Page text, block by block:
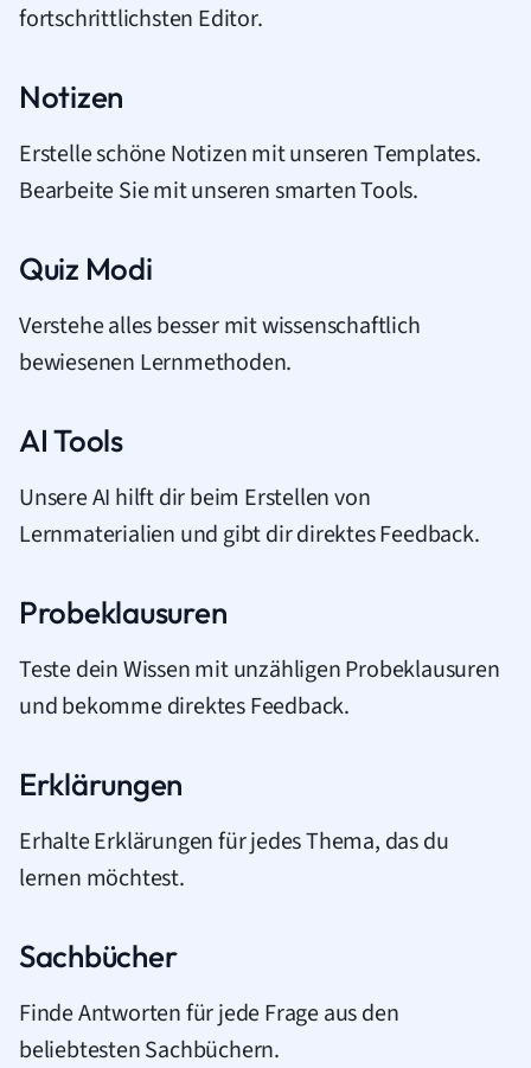
fortschrittlichsten Editor.
Notizen
Erstelle schöne Notizen mit unseren Templates.
Bearbeite Sie mit unseren smarten Tools.
Quiz Modi
Verstehe alles besser mit wissenschaftlich
bewiesenen Lernmethoden.
AI Tools
Unsere AI hilft dir beim Erstellen von
Lernmaterialien und gibt dir direktes Feedback.
Probeklausuren
Teste dein Wissen mit unzähligen Probeklausuren
und bekomme direktes Feedback.
Erklärungen
Erhalte Erklärungen für jedes Thema, das du
lernen möchtest.
Sachbücher
Finde Antworten für jede Frage aus den
beliebtesten Sachbüchern.